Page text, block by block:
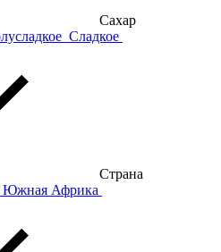
Сахар
Сладкое
Страна
Южная Африка